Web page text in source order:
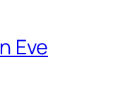
Eve